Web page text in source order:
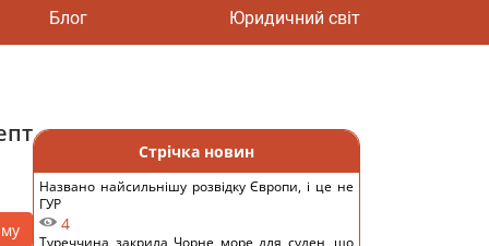
Блог Юридичний світ
Стрічка новин
Названо найсильнішу розвідку Європи, і це не
ГУР
4
Туреччина закрила Чорне море для суден, що